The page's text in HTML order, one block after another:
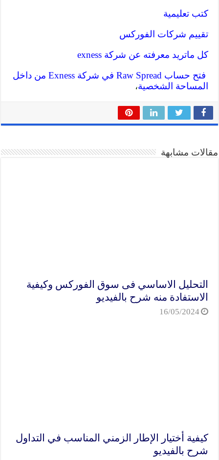
كتب تعليمية
تقييم شركات الفوركس
كل ماتريد معرفته عن شركة exness
فتح حساب Raw Spread في شركة Exness من داخل
المساحة الشخصية،
مقالات مشابهة
التحليل الاساسي فى سوق الفوركس وكيفية
الاستفادة منه شرح بالفيديو
16/05/2024
كيفية أختيار الإطار الزمني المناسب في التداول
شرح بالفيديو